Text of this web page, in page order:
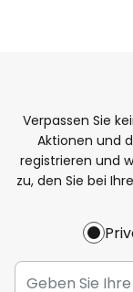
Verpassen Sie
Aktionen und
registrieren und
zu, den Sie bei